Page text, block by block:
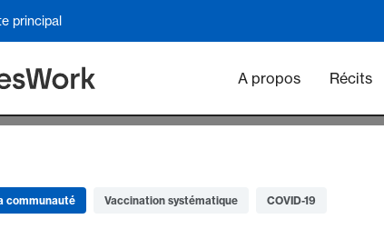
principal
Main
A propos Récits
communauté Vaccination systématique COVID-19